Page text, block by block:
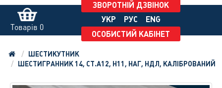
Товарів 0
ЗВОРОТНІЙ ДЗВІНОК
УКР
РУС
ENG
ОСОБИСТИЙ КАБІНЕТ
ШЕСТИКУТНИК
ШЕСТИГРАННИК 14, СТ.А12, H11, НАГ, НДЛ, КАЛІБРОВАНИЙ